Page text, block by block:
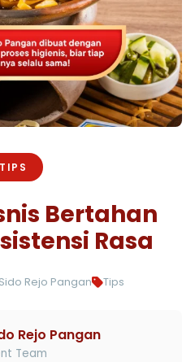
TIPS
Bertahan
Rasa
Rejo Pangan Tips
Rejo Pangan
Team